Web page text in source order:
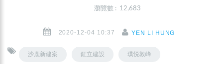
瀏覽數 : 12,683
2020-12-04 10:37 YEN LI HUNG
沙鹿新建案 鉦立建設 璞悦敦峰